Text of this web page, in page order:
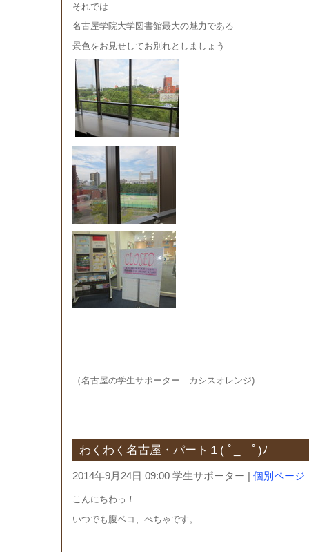
それでは
名古屋学院大学図書館最大の魅力である
景色をお見せしてお別れとしましょう
（名古屋の学生サポーター カシスオレンジ)
わくわく名古屋・パート１( ﾟ_ゝﾟ)ﾉ
2014年9月24日 09:00 学生サポーター | 個別ページ
こんにちわっ！
いつでも腹ペコ、ぺちゃです。